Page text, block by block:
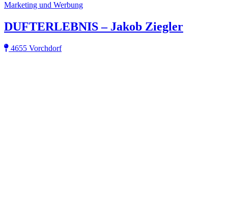
Marketing und Werbung
DUFTERLEBNIS – Jakob Ziegler
4655 Vorchdorf